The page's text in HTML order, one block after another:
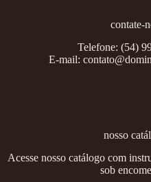
contate-
Telefone: (54)
E-mail:
nosso
Acesse nosso catálogo com
sob